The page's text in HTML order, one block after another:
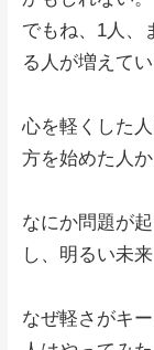
でもね、1人、
る人が増えてい
心を軽くした
方を始めた人か
なにか問題が
し、明るい未
なぜ軽さがキ